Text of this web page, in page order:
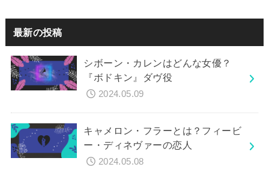
最新の投稿
シボーン・カレンはどんな女優？
『ボドキン』ダヴ役
2024.05.09
キャメロン・フラーとは？フィービ
ー・ディネヴァーの恋人
2024.05.08